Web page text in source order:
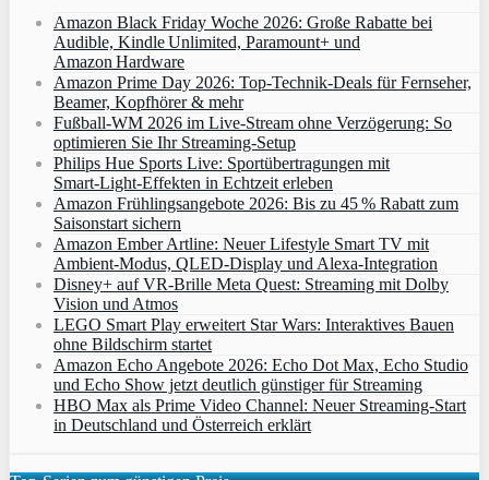
Amazon Black Friday Woche 2026: Große Rabatte bei
Audible, Kindle Unlimited, Paramount+ und
Amazon Hardware
Amazon Prime Day 2026: Top-Technik-Deals für Fernseher,
Beamer, Kopfhörer & mehr
Fußball-WM 2026 im Live-Stream ohne Verzögerung: So
optimieren Sie Ihr Streaming-Setup
Philips Hue Sports Live: Sportübertragungen mit
Smart‑Light‑Effekten in Echtzeit erleben
Amazon Frühlingsangebote 2026: Bis zu 45 % Rabatt zum
Saisonstart sichern
Amazon Ember Artline: Neuer Lifestyle Smart TV mit
Ambient‑Modus, QLED‑Display und Alexa‑Integration
Disney+ auf VR-Brille Meta Quest: Streaming mit Dolby
Vision und Atmos
LEGO Smart Play erweitert Star Wars: Interaktives Bauen
ohne Bildschirm startet
Amazon Echo Angebote 2026: Echo Dot Max, Echo Studio
und Echo Show jetzt deutlich günstiger für Streaming
HBO Max als Prime Video Channel: Neuer Streaming‑Start
in Deutschland und Österreich erklärt